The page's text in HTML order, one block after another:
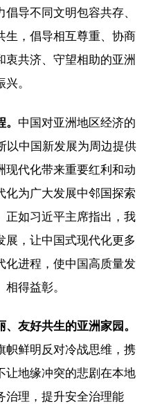
导不同文明包容共存、
生，倡导相互尊重、协商
共济、守望相助的亚洲
。
中国对亚洲地区经济的
以中国新发展为周边提供
现代化带来重要红利和动
化为广大发展中邻国探索
正如习近平主席指出，我
展，让中国式现代化更多
化进程，使中国高质量发
得益彰。
友好共生的亚洲家园。
帜鲜明反对冷战思维，携
让地缘冲突的悲剧在本地
治理，提升安全治理能